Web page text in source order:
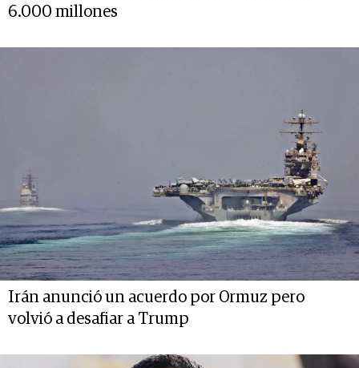
6.000 millones
Irán anunció un acuerdo por Ormuz pero
volvió a desafiar a Trump